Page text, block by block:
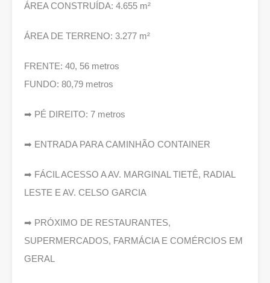
ÁREA CONSTRUÍDA: 4.655 m²
ÁREA DE TERRENO: 3.277 m²
FRENTE: 40, 56 metros
FUNDO: 80,79 metros
➡ PÉ DIREITO: 7 metros
➡ ENTRADA PARA CAMINHÃO CONTAINER
➡ FÁCIL ACESSO A AV. MARGINAL TIETÊ, RADIAL
LESTE E AV. CELSO GARCIA
➡ PRÓXIMO DE RESTAURANTES,
SUPERMERCADOS, FARMÁCIA E COMÉRCIOS EM
GERAL